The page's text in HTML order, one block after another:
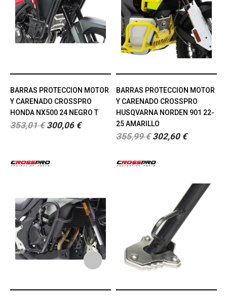
BARRAS PROTECCION MOTOR
Y CARENADO CROSSPRO
HONDA NX500 24 NEGRO T
353,01 € 300,06 €
BARRAS PROTECCION MOTOR
Y CARENADO CROSSPRO
HUSQVARNA NORDEN 901 22-
25 AMARILLO
355,99 € 302,60 €